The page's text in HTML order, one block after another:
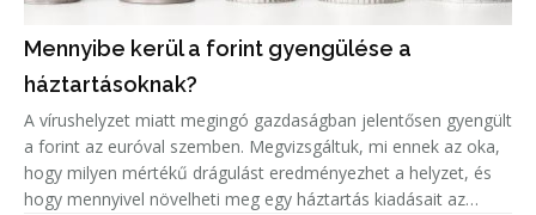
Mennyibe kerül a forint gyengülése a
háztartásoknak?
A vírushelyzet miatt megingó gazdaságban jelentősen gyengült
a forint az euróval szemben. Megvizsgáltuk, mi ennek az oka,
hogy milyen mértékű drágulást eredményezhet a helyzet, és
hogy mennyivel növelheti meg egy háztartás kiadásait az